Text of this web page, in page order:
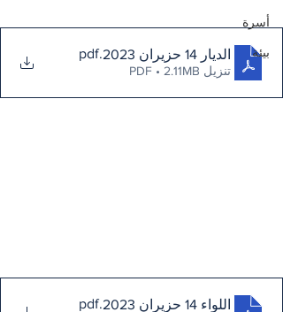
أسرة
بيئة الديار 14 حزيران 2023 .pdf
تنزيل PDF • 2.11MB
اللواء 14 حزيران 2023 .pdf